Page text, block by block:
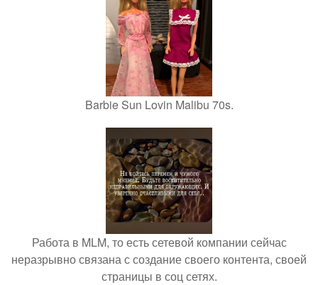
Barbie Sun Lovin Malibu 70s.
Работа в MLM, то есть сетевой компании сейчас
неразрывно связана с создание своего контента, своей
страницы в соц сетях.